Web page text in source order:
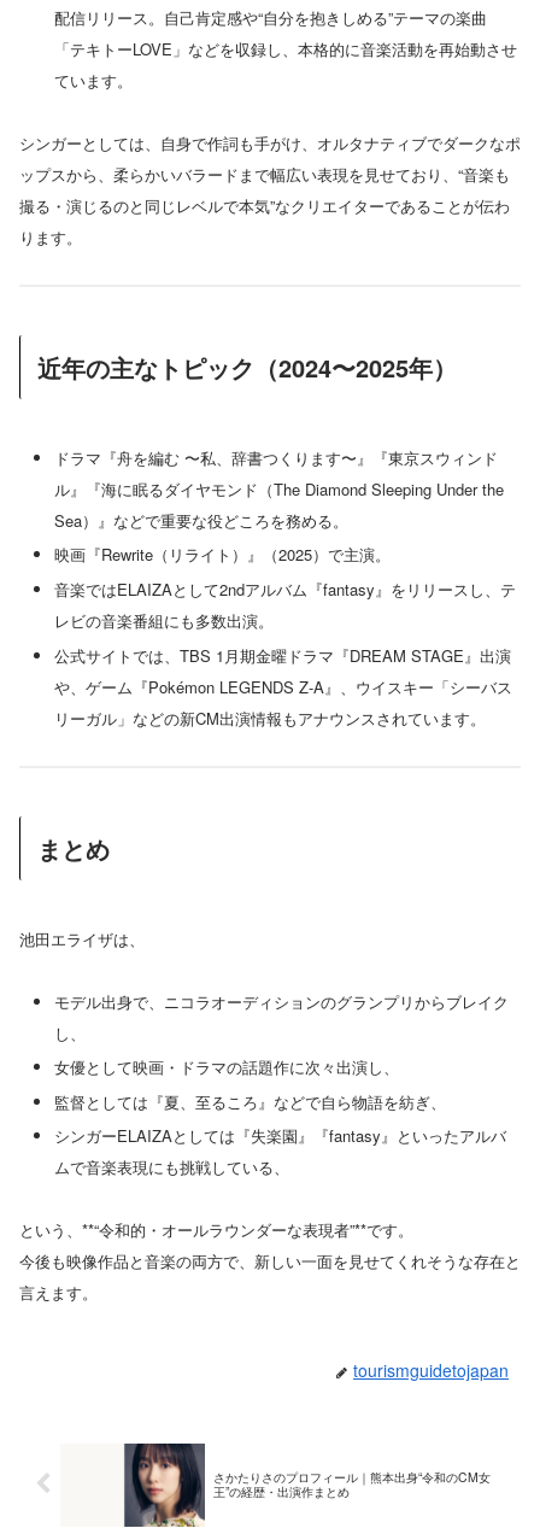
配信リリース。自己肯定感や“自分を抱きしめる”テーマの楽曲
「テキトーLOVE」などを収録し、本格的に音楽活動を再始動させ
ています。
シンガーとしては、自身で作詞も手がけ、オルタナティブでダークなポ
ップスから、柔らかいバラードまで幅広い表現を見せており、“音楽も
撮る・演じるのと同じレベルで本気”なクリエイターであることが伝わ
ります。
近年の主なトピック（2024〜2025年）
ドラマ『舟を編む 〜私、辞書つくります〜』『東京スウィンド
ル』『海に眠るダイヤモンド（The Diamond Sleeping Under the
Sea）』などで重要な役どころを務める。
映画『Rewrite（リライト）』（2025）で主演。
音楽ではELAIZAとして2ndアルバム『fantasy』をリリースし、テ
レビの音楽番組にも多数出演。
公式サイトでは、TBS 1月期金曜ドラマ『DREAM STAGE』出演
や、ゲーム『Pokémon LEGENDS Z-A』、ウイスキー「シーバス
リーガル」などの新CM出演情報もアナウンスされています。
まとめ
池田エライザは、
モデル出身で、ニコラオーディションのグランプリからブレイク
し、
女優として映画・ドラマの話題作に次々出演し、
監督としては『夏、至るころ』などで自ら物語を紡ぎ、
シンガーELAIZAとしては『失楽園』『fantasy』といったアルバ
ムで音楽表現にも挑戦している、
という、**“令和的・オールラウンダーな表現者”**です。
今後も映像作品と音楽の両方で、新しい一面を見せてくれそうな存在と
言えます。
tourismguidetojapan
さかたりさのプロフィール｜熊本出身“令和のCM女
王”の経歴・出演作まとめ